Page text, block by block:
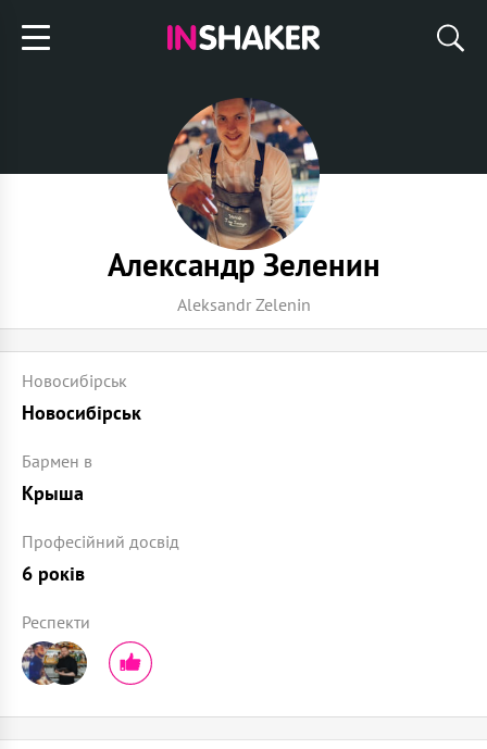
Александр Зеленин
Aleksandr Zelenin
Новосибірськ
Новосибірськ
Бармен в
Крыша
Професійний досвід
6 років
Респекти